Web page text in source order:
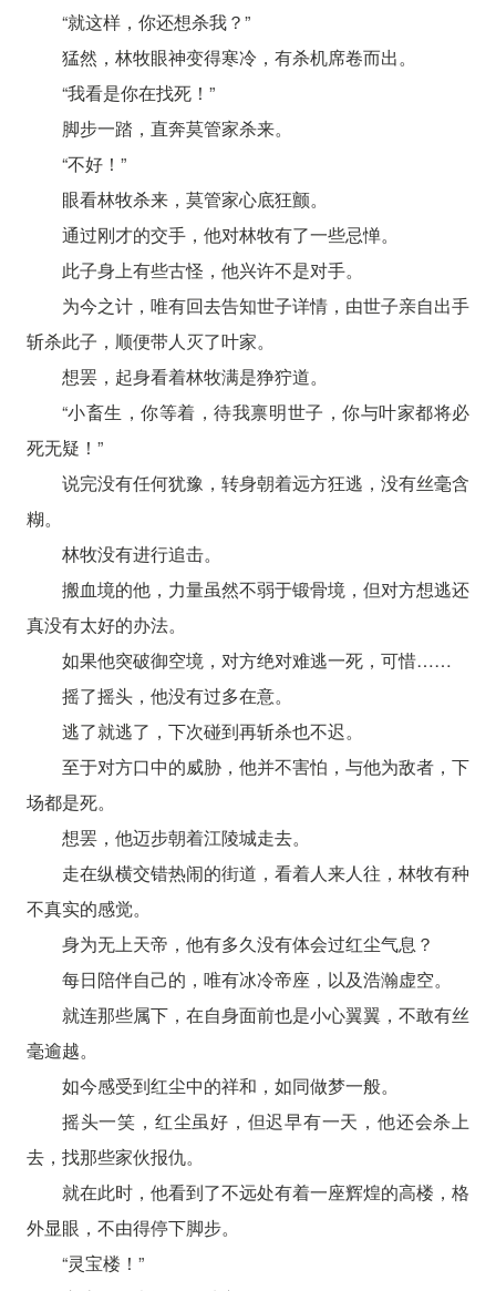
“就这样，你还想杀我？”
猛然，林牧眼神变得寒冷，有杀机席卷而出。
“我看是你在找死！”
脚步一踏，直奔莫管家杀来。
“不好！”
眼看林牧杀来，莫管家心底狂颤。
通过刚才的交手，他对林牧有了一些忌惮。
此子身上有些古怪，他兴许不是对手。
为今之计，唯有回去告知世子详情，由世子亲自出手
斩杀此子，顺便带人灭了叶家。
想罢，起身看着林牧满是狰狞道。
“小畜生，你等着，待我禀明世子，你与叶家都将必
死无疑！”
说完没有任何犹豫，转身朝着远方狂逃，没有丝毫含
糊。
林牧没有进行追击。
搬血境的他，力量虽然不弱于锻骨境，但对方想逃还
真没有太好的办法。
如果他突破御空境，对方绝对难逃一死，可惜……
摇了摇头，他没有过多在意。
逃了就逃了，下次碰到再斩杀也不迟。
至于对方口中的威胁，他并不害怕，与他为敌者，下
场都是死。
想罢，他迈步朝着江陵城走去。
走在纵横交错热闹的街道，看着人来人往，林牧有种
不真实的感觉。
身为无上天帝，他有多久没有体会过红尘气息？
每日陪伴自己的，唯有冰冷帝座，以及浩瀚虚空。
就连那些属下，在自身面前也是小心翼翼，不敢有丝
毫逾越。
如今感受到红尘中的祥和，如同做梦一般。
摇头一笑，红尘虽好，但迟早有一天，他还会杀上
去，找那些家伙报仇。
就在此时，他看到了不远处有着一座辉煌的高楼，格
外显眼，不由得停下脚步。
“灵宝楼！”